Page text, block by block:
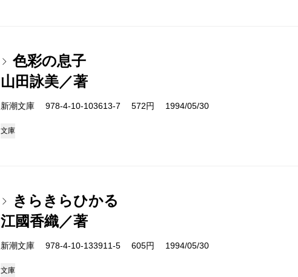
色彩の息子
山田詠美／著
新潮文庫 978-4-10-103613-7 572円 1994/05/30
文庫
きらきらひかる
江國香織／著
新潮文庫 978-4-10-133911-5 605円 1994/05/30
文庫